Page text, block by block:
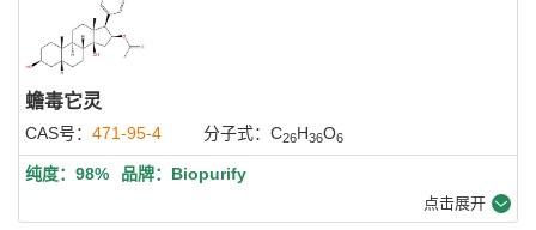
蟾毒它灵
CAS号： 471-95-4 分子式：C26H36O6
纯度：98% 品牌：Biopurify
点击展开